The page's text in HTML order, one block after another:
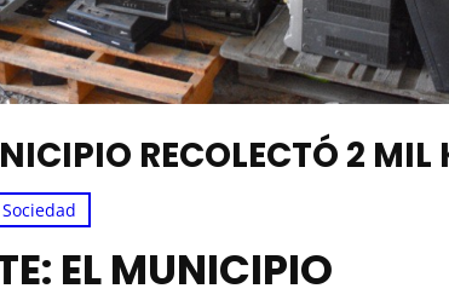
RECOLECTÓ 2 MIL
Sociedad
EL MUNICIPIO